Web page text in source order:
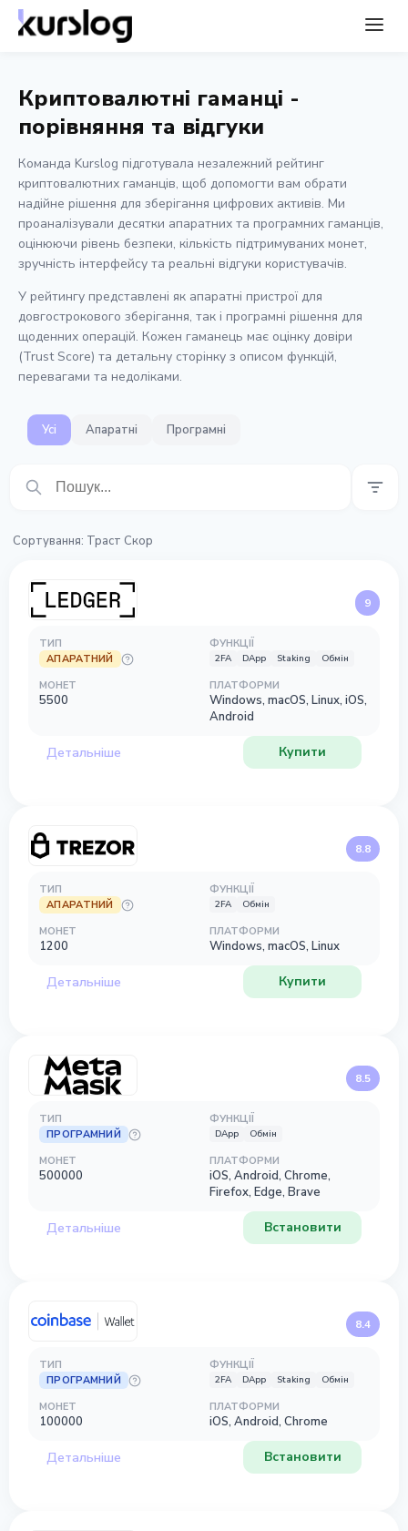
Криптовалютні гаманці -
порівняння та відгуки
Команда Kurslog підготувала незалежний рейтинг
криптовалютних гаманців, щоб допомогти вам обрати
надійне рішення для зберігання цифрових активів. Ми
проаналізували десятки апаратних та програмних гаманців,
оцінюючи рівень безпеки, кількість підтримуваних монет,
зручність інтерфейсу та реальні відгуки користувачів.
У рейтингу представлені як апаратні пристрої для
довгострокового зберігання, так і програмні рішення для
щоденних операцій. Кожен гаманець має оцінку довіри
(Trust Score) та детальну сторінку з описом функцій,
перевагами та недоліками.
Усі Апаратні Програмні
Сортування: Траст Скор
9
ТИП
АПАРАТНИЙ
ФУНКЦІЇ
2FA DApp Staking Обмін
МОНЕТ
5500
ПЛАТФОРМИ
Windows, macOS, Linux, iOS,
Android
Детальніше Купити
8.8
ТИП
АПАРАТНИЙ
ФУНКЦІЇ
2FA Обмін
МОНЕТ
1200
ПЛАТФОРМИ
Windows, macOS, Linux
Детальніше Купити
8.5
ТИП
ПРОГРАМНИЙ
ФУНКЦІЇ
DApp Обмін
МОНЕТ
500000
ПЛАТФОРМИ
iOS, Android, Chrome,
Firefox, Edge, Brave
Детальніше Встановити
8.4
ТИП
ПРОГРАМНИЙ
ФУНКЦІЇ
2FA DApp Staking Обмін
МОНЕТ
100000
ПЛАТФОРМИ
iOS, Android, Chrome
Детальніше Встановити